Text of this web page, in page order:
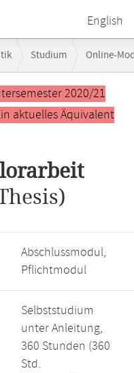
English
Studium Online-
2020/21
aktuelles Äquivalent
Abschlussmodul,
Pflichtmodul
Selbststudium
unter Anleitung,
360 Stunden (360
Std.